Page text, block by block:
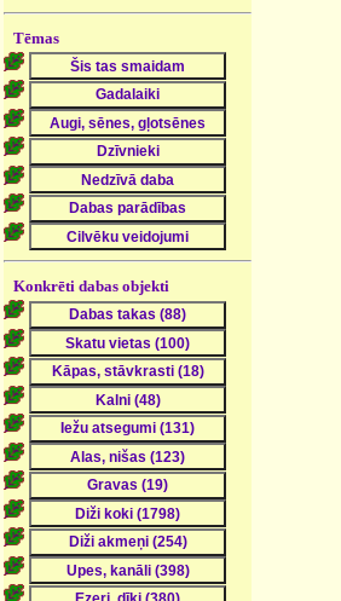
Tēmas
Konkrēti dabas objekti